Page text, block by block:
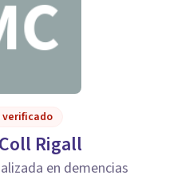
verificado
Rigall
en demencias